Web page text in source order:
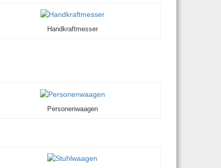
Handkraftmesser
Personenwaagen